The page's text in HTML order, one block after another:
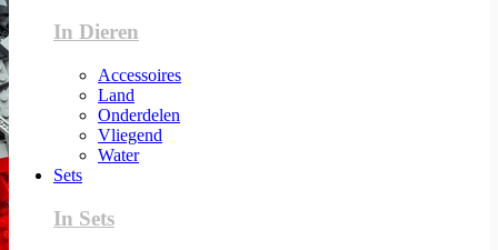
In Dieren
Accessoires
Land
Onderdelen
Vliegend
Water
Sets
In Sets